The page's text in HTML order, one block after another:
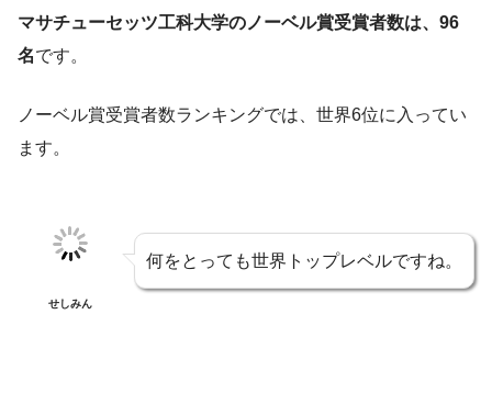
マサチューセッツ工科大学のノーベル賞受賞者数は、96
名です。
ノーベル賞受賞者数ランキングでは、世界6位に入ってい
ます。
せしみん
何をとっても世界トップレベルですね。